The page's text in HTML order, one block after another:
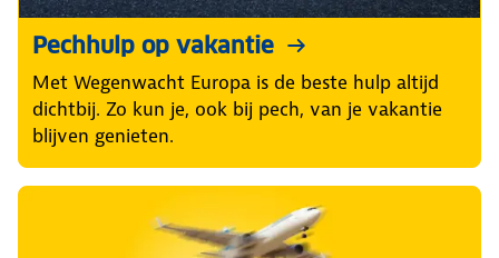
Pechhulp op vakantie
Met Wegenwacht Europa is de beste hulp altijd
dichtbij. Zo kun je, ook bij pech, van je vakantie
blijven genieten.